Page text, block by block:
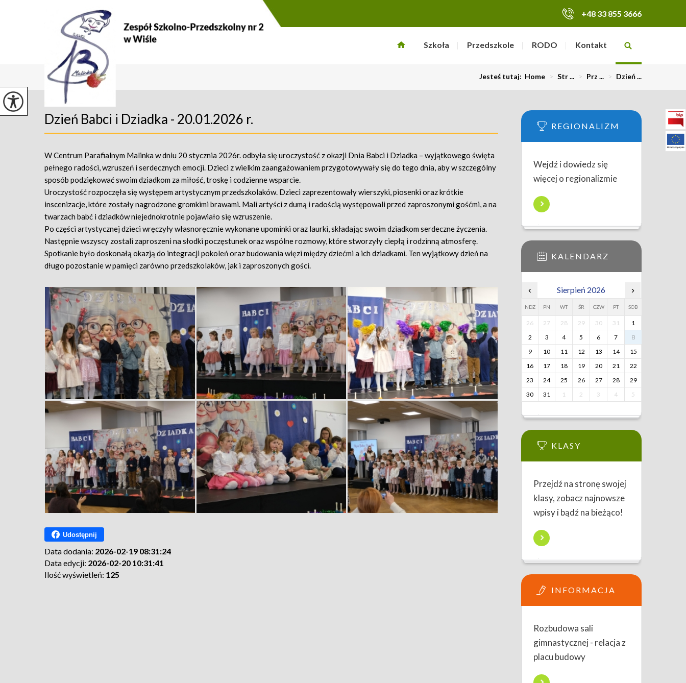
+48 33 855 3666
Szkoła Przedszkole RODO Kontakt
Jesteś tutaj: Home > Str ... > Prz ... > Dzień ...
Dzień Babci i Dziadka - 20.01.2026 r.
W Centrum Parafialnym Malinka w dniu 20 stycznia 2026r. odbyła się uroczystość z okazji Dnia Babci i Dziadka – wyjątkowego święta
pełnego radości, wzruszeń i serdecznych emocji. Dzieci z wielkim zaangażowaniem przygotowywały się do tego dnia, aby w szczególny
sposób podziękować swoim dziadkom za miłość, troskę i codzienne wsparcie.
Uroczystość rozpoczęła się występem artystycznym przedszkolaków. Dzieci zaprezentowały wierszyki, piosenki oraz krótkie
inscenizacje, które zostały nagrodzone gromkimi brawami. Mali artyści z dumą i radością występowali przed zaproszonymi gośćmi, a na
twarzach babć i dziadków niejednokrotnie pojawiało się wzruszenie.
Po części artystycznej dzieci wręczyły własnoręcznie wykonane upominki oraz laurki, składając swoim dziadkom serdeczne życzenia.
Następnie wszyscy zostali zaproszeni na słodki poczęstunek oraz wspólne rozmowy, które stworzyły ciepłą i rodzinną atmosferę.
Spotkanie było doskonałą okazją do integracji pokoleń oraz budowania więzi między dziećmi a ich dziadkami. Ten wyjątkowy dzień na
długo pozostanie w pamięci zarówno przedszkolaków, jak i zaproszonych gości.
Udostępnij
Data dodania: 2026-02-19 08:31:24
Data edycji: 2026-02-20 10:31:41
Ilość wyświetleń: 125
REGIONALIZM
Wejdź i dowiedz się
więcej o regionalizmie
KALENDARZ
‹ Sierpień 2026 ›
NDZ PN WT ŚR CZW PT SOB
26 27 28 29 30 31
1
2
3 4 5 6 7
8
9
10 11 12 13 14
15
16
17 18 19 20 21
22
23
24 25 26 27 28
29
30
31 1 2 3 4 5
KLASY
Przejdź na stronę swojej
klasy, zobacz najnowsze
wpisy i bądź na bieżąco!
INFORMACJA
Rozbudowa sali
gimnastycznej - relacja z
placu budowy